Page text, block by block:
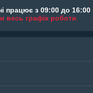
працює з 09:00 до 16:00
весь графік роботи